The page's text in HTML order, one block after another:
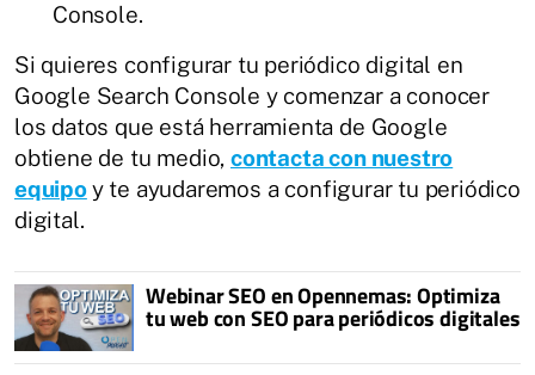
Console.
Si quieres configurar tu periódico digital en
Google Search Console y comenzar a conocer
los datos que está herramienta de Google
obtiene de tu medio,contacta con nuestro
equipoy te ayudaremos a configurar tu periódico
digital.
Webinar SEO en Opennemas: Optimiza
tu web con SEO para periódicos digitales